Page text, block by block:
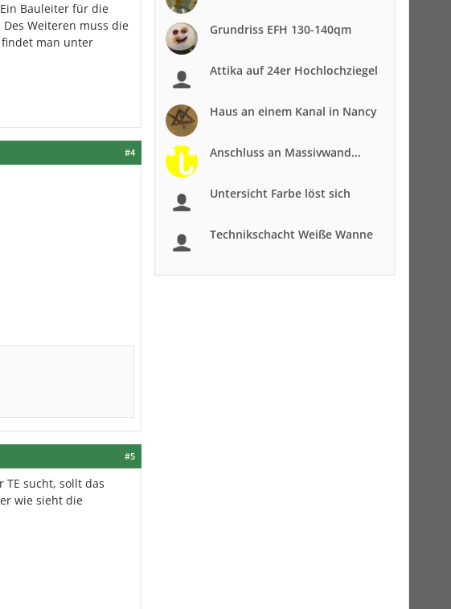
Bauleiter für die
Weiteren muss die
man unter
#4
#5
TE sucht, sollt das
wie sieht die
Grundriss EFH 130-140qm
Attika auf 24er Hochlochziegel
Haus an einem Kanal in Nancy
Anschluss an Massivwand...
Untersicht Farbe löst sich
Technikschacht Weiße Wanne